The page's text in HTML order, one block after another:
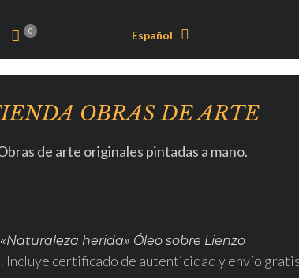
0 Español
OBRAS DE ARTE
de arte originales pintadas a mano.
«Naturaleza herida» Óleo sobre Lienzo
Incluye certificado de autenticidad y envío